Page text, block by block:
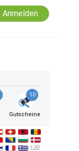
Anmelden
10
Gutscheine
+30